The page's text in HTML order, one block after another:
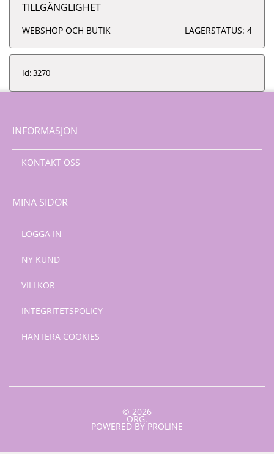
TILLGÄNGLIGHET
WEBSHOP OCH BUTIK LAGERSTATUS: 4
Id: 3270
INFORMASJON
KONTAKT OSS
MINA SIDOR
LOGGA IN
NY KUND
VILLKOR
INTEGRITETSPOLICY
HANTERA COOKIES
© 2026
ORG.
POWERED BY PROLINE